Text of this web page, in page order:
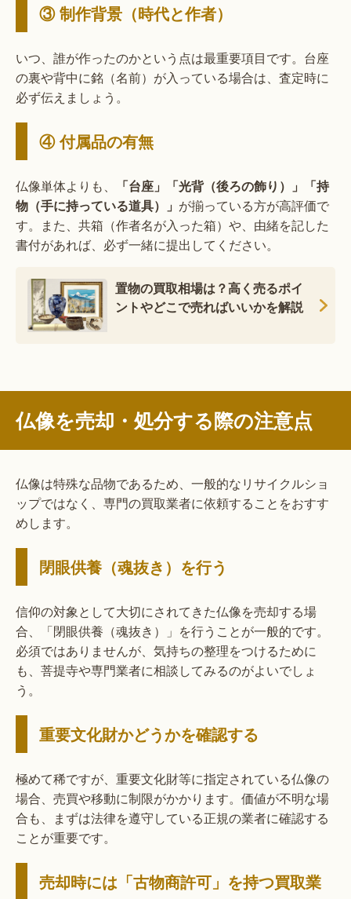
③ 制作背景（時代と作者）
いつ、誰が作ったのかという点は最重要項目です。台座
の裏や背中に銘（名前）が入っている場合は、査定時に
必ず伝えましょう。
④ 付属品の有無
仏像単体よりも、
「台座」「光背（後ろの飾り）」「持
物（手に持っている道具）」 が揃っている方が高評価で
す。また、共箱（作者名が入った箱）や、由緒を記した
書付があれば、必ず一緒に提出してください。
置物の買取相場は？高く売るポイ
ントやどこで売ればいいかを解説
仏像を売却・処分する際の注意点
仏像は特殊な品物であるため、一般的なリサイクルショ
ップではなく、専門の買取業者に依頼することをおすす
めします。
閉眼供養（魂抜き）を行う
信仰の対象として大切にされてきた仏像を売却する場
合、「閉眼供養（魂抜き）」を行うことが一般的です。
必須ではありませんが、気持ちの整理をつけるために
も、菩提寺や専門業者に相談してみるのがよいでしょ
う。
重要文化財かどうかを確認する
極めて稀ですが、重要文化財等に指定されている仏像の
場合、売買や移動に制限がかかります。価値が不明な場
合も、まずは法律を遵守している正規の業者に確認する
ことが重要です。
売却時には「古物商許可」を持つ買取業